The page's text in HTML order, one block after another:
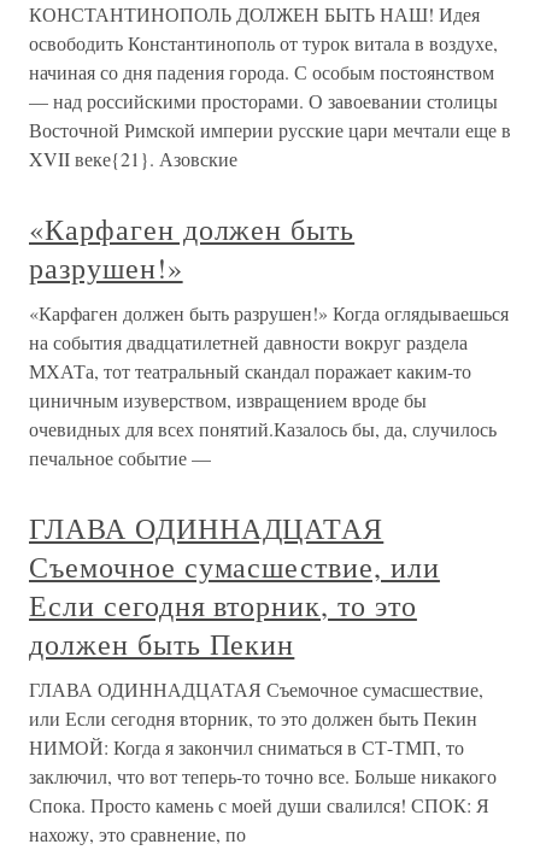
КОНСТАНТИНОПОЛЬ ДОЛЖЕН БЫТЬ НАШ! Идея
освободить Константинополь от турок витала в воздухе,
начиная со дня падения города. С особым постоянством
— над российскими просторами. О завоевании столицы
Восточной Римской империи русские цари мечтали еще в
XVII веке{21}. Азовские
«Карфаген должен быть
разрушен!»
«Карфаген должен быть разрушен!» Когда оглядываешься
на события двадцатилетней давности вокруг раздела
МХАТа, тот театральный скандал поражает каким-то
циничным изуверством, извращением вроде бы
очевидных для всех понятий.Казалось бы, да, случилось
печальное событие —
ГЛАВА ОДИННАДЦАТАЯ
Съемочное сумасшествие, или
Если сегодня вторник, то это
должен быть Пекин
ГЛАВА ОДИННАДЦАТАЯ Съемочное сумасшествие,
или Если сегодня вторник, то это должен быть Пекин
НИМОЙ: Когда я закончил сниматься в СТ-ТМП, то
заключил, что вот теперь-то точно все. Больше никакого
Спока. Просто камень с моей души свалился! СПОК: Я
нахожу, это сравнение, по